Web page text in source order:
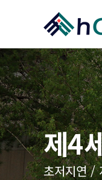
텐
츠
생
략
하
기
hCIA
제4
초저지연 /